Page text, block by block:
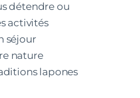
détendre ou
activités
séjour
nature
lapones